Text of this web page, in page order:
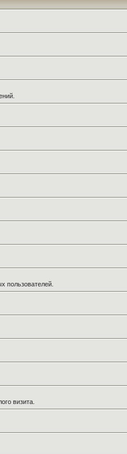
пользователей.
визита.